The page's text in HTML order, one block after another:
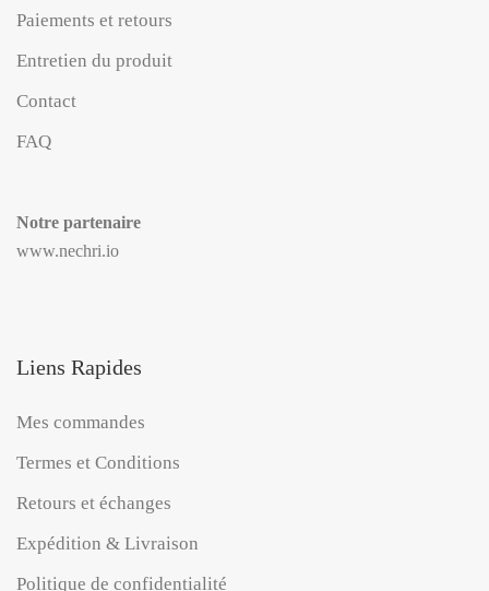
Paiements et retours
Entretien du produit
Contact
FAQ
Notre partenaire
www.nechri.io
Liens Rapides
Mes commandes
Termes et Conditions
Retours et échanges
Expédition & Livraison
Politique de confidentialité